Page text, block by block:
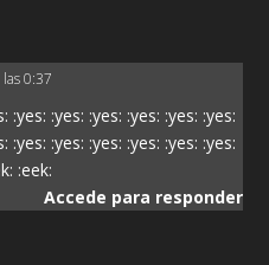
0:37
:yes: :yes: :yes: :yes: :yes: :yes:
:yes: :yes: :yes: :yes: :yes: :yes:
:eek:
Accede para responder